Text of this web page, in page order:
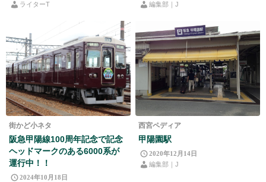
ライターT
編集部｜J
街かど小ネタ
阪急甲陽線100周年記念で記念
ヘッドマークのある6000系が
運行中！！
2024年10月18日
西宮ペディア
甲陽園駅
2020年12月14日
編集部｜J